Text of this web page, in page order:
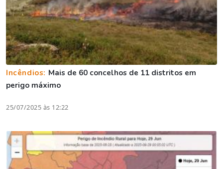
Incêndios: Mais de 60 concelhos de 11 distritos em
perigo máximo
25/07/2025 às 12:22